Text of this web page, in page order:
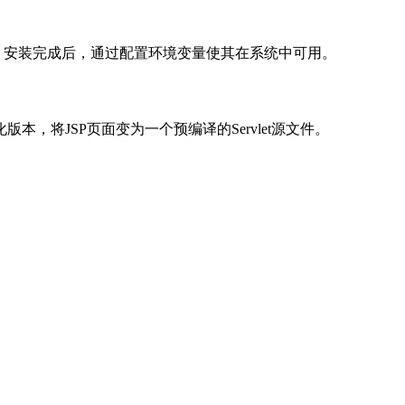
装完成后，通过配置环境变量使其在系统中可用。
版本，将JSP页面变为一个预编译的Servlet源文件。